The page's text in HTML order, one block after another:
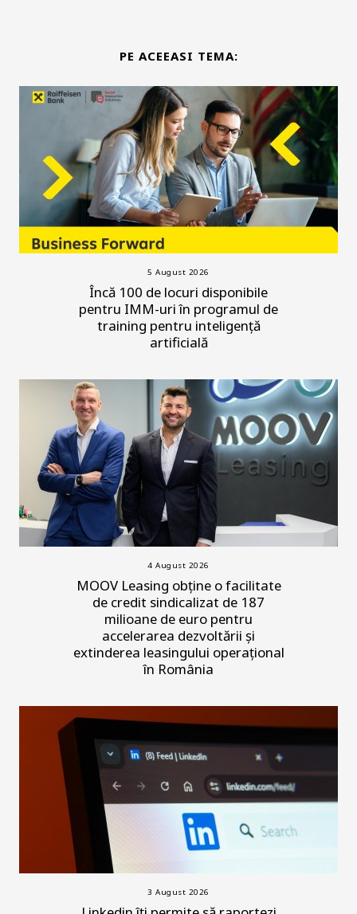
PE ACEEASI TEMA:
5 August 2026
Încă 100 de locuri disponibile
pentru IMM-uri în programul de
training pentru inteligență
artificială
4 August 2026
MOOV Leasing obține o facilitate
de credit sindicalizat de 187
milioane de euro pentru
accelerarea dezvoltării și
extinderea leasingului operațional
în România
3 August 2026